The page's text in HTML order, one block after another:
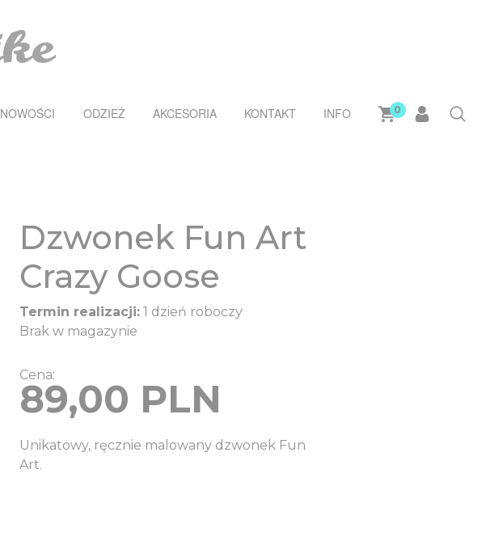
NOWOŚCI ODZIEŻ AKCESORIA KONTAKT INFO 0
Dzwonek Fun Art
Crazy Goose
Cena:
89,00 PLN
Unikatowy, ręcznie malowany dzwonek Fun
Art.
Termin realizacji: 1 dzień roboczy
Brak w magazynie